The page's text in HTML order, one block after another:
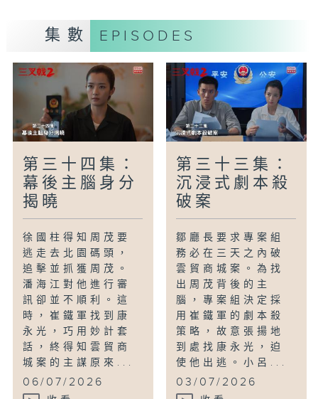
集數 EPISODES
第三十四集：
幕後主腦身分
揭曉
徐國柱得知周茂要
逃走去北園碼頭，
追擊並抓獲周茂。
潘海江對他進行審
訊卻並不順利。這
時，崔鐵軍找到康
永光，巧用妙計套
話，終得知雲貿商
城案的主謀原來...
06/07/2026
第三十三集：
沉浸式劇本殺
破案
鄒廳長要求專案組
務必在三天之內破
雲貿商城案。為找
出周茂背後的主
腦，專案組決定採
用崔鐵軍的劇本殺
策略，故意張揚地
到處找康永光，迫
使他出逃。小呂...
03/07/2026